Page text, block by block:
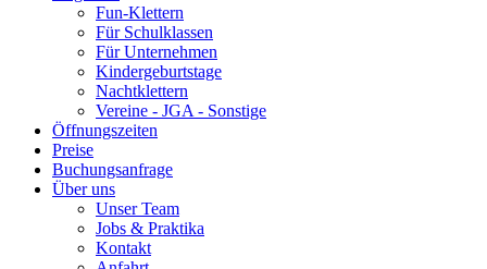
Fun-Klettern
Für Schulklassen
Für Unternehmen
Kindergeburtstage
Nachtklettern
Vereine - JGA - Sonstige
Öffnungszeiten
Preise
Buchungsanfrage
Über uns
Unser Team
Jobs & Praktika
Kontakt